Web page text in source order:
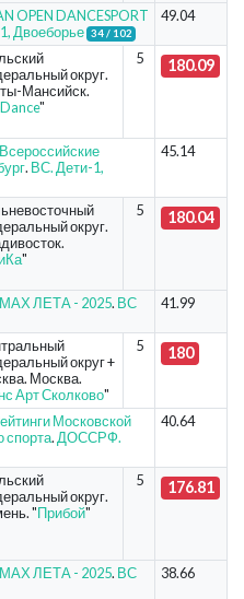
OPEN DANCESPORT
Двоеборье 34 / 102
49.04
округ.
Мансийск.
"
5 180.09
. ВС. Дети-1,
45.14
округ.
"
5 180.04
ЛЕТА - 2025. ВС
41.99
округ +
Москва.
Арт Сколково"
5 180
Московской
спорта. ДОССРФ.
40.64
округ.
"Прибой"
5 176.81
ЛЕТА - 2025. ВС
38.66